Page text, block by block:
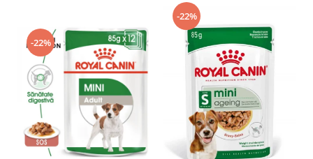
-22%
-22%